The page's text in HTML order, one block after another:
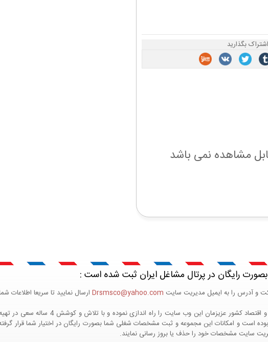
بگذارید
مشاهده نمی باشد
رایگان در پرتال مشاغل ایران ثبت شده است :
و آدرس را به ایمیل مدیریت سایت Drsmsco@yahoo.com ارسال نمایید تا سریعا اطلاعات
پرتال مشاغل ایران در جهت رشد فرهنگ بازاریابی و کمک به
است و امکانات این مجموعه و ثبت مشخصات شغلی شما بصورت رایگان در اختیار شما قرار
سایت مشخصات خود را حذف یا بروز رسانی نمایند.